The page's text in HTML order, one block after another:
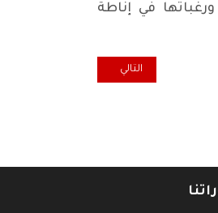
في إناطة
المقال التالي: كل خميس ... اين
التالي